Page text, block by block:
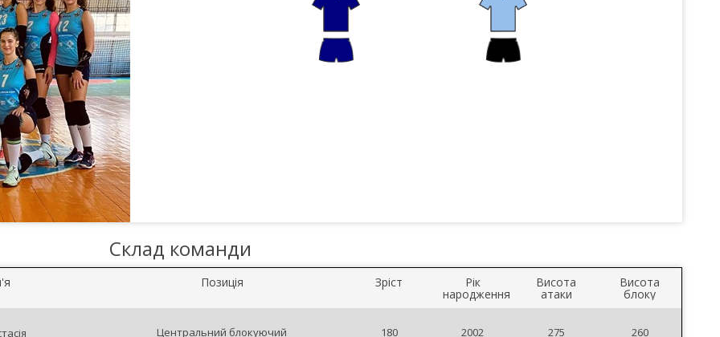
Склад команди
Позиція Зріст Рік
народження
Висота
атаки
Висота
блоку
Центральний блокуючий 180 2002 275 260